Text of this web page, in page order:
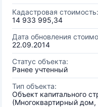
Кадастровая стоимость:
14 933 995,34
Дата обновления
22.09.2014
Статус объекта:
Ранее учтенный
Тип объекта:
Объект капитального
(Многоквартирный